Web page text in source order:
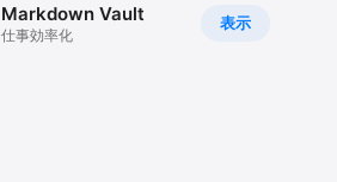
表示
Markdown Vault
仕事効率化